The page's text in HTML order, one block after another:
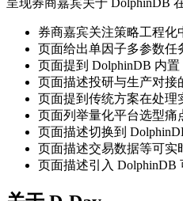
券商嘉宾关注策略工程化
页面给出单因子多参数任
页面提到 DolphinDB 内置
页面描述投研与生产对接
页面提到传统方案在处理
页面列举量化平台选型痛
页面描述切换到
页面描述交易数据等可实
页面描述引入 DolphinDB